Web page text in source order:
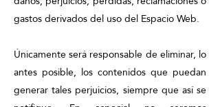
gastos derivados del uso del Espacio Web.
Únicamente será responsable de eliminar, lo
antes posible, los contenidos que puedan
generar tales perjuicios, siempre que así se